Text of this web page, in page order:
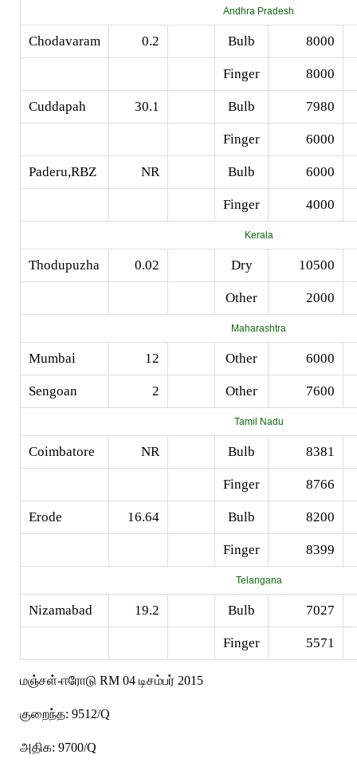
Andhra Pradesh
Chodavaram 0.2 Bulb 8000
Finger 8000
Cuddapah 30.1 Bulb 7980
Finger 6000
Paderu,RBZ NR Bulb 6000
Finger 4000
Kerala
Thodupuzha 0.02 Dry 10500
Other 2000
Maharashtra
Mumbai 12 Other 6000
Sengoan 2 Other 7600
Tamil Nadu
Coimbatore NR Bulb 8381
Finger 8766
Erode 16.64 Bulb 8200
Finger 8399
Telangana
Nizamabad 19.2 Bulb 7027
Finger 5571
மஞ்சள்-ஈரோடு RM 04 டிசம்பர் 2015
குறைந்த: 9512/Q
அதிக: 9700/Q